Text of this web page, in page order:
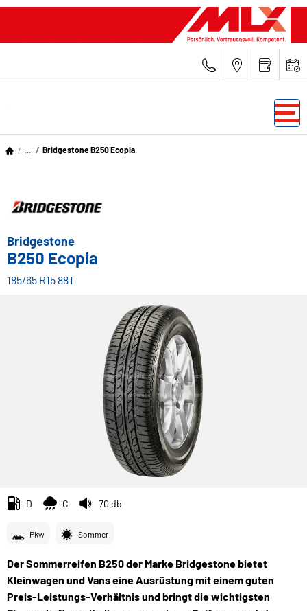
Bridgestone B250 Ecopia
Bridgestone
B250 Ecopia
185/65 R15 88T
D C 70 db
Pkw Sommer
Der Sommerreifen B250 der Marke Bridgestone bietet
Kleinwagen und Vans eine Ausrüstung mit einem guten
Preis-Leistungs-Verhältnis und bringt die wichtigsten